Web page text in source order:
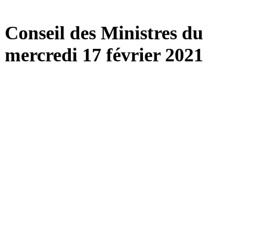
Conseil des Ministres du
mercredi 17 février 2021